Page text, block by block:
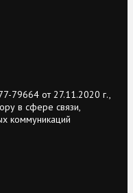
79664 от 27.11.2020 г.,
в сфере связи,
коммуникаций